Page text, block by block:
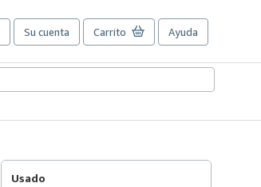
Su cuenta Carrito Ayuda
Usado